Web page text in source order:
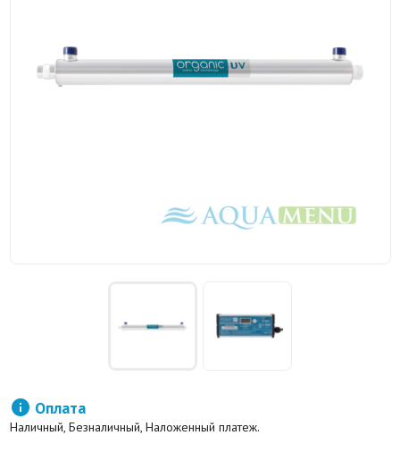
 Оплата
Наличный, Безналичный, Наложенный платеж.